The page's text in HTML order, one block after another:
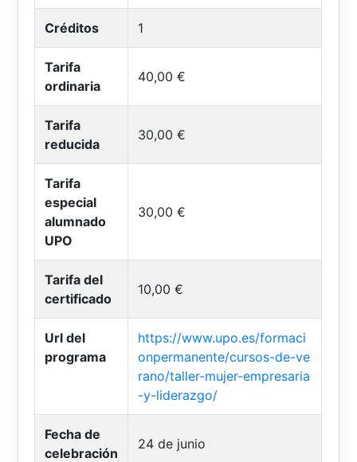
Créditos 1
Tarifa
ordinaria
40,00 €
Tarifa
reducida
30,00 €
Tarifa
especial
alumnado
UPO
30,00 €
Tarifa del
certificado
10,00 €
Url del
programa
https://www.upo.es/formaci
onpermanente/cursos-de-ve
rano/taller-mujer-empresaria
-y-liderazgo/
Fecha de
celebración
24 de junio